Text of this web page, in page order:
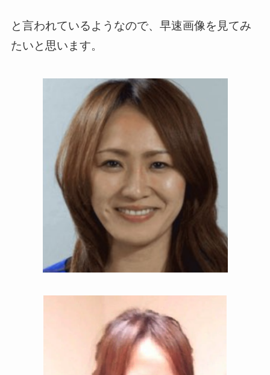
と言われているようなので、早速画像を見てみ
たいと思います。